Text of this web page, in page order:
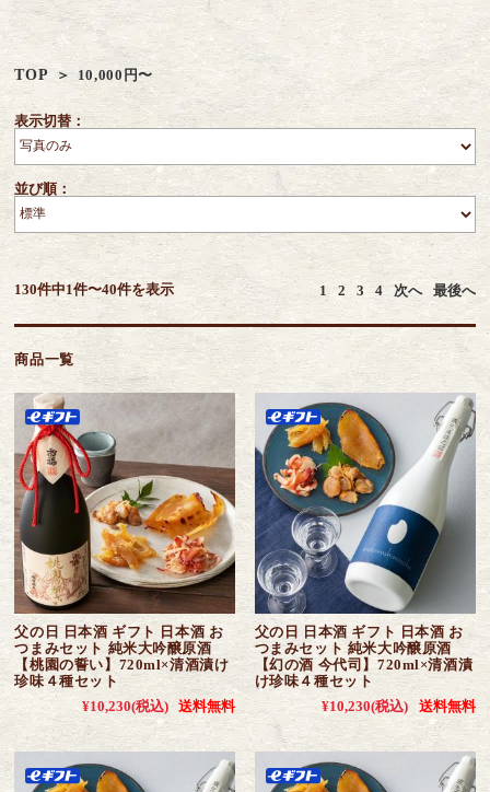
TOP 10,000円〜
表示切替：
並び順：
130件中1件〜40件を表示 1 2 3 4 次へ 最後へ
商品一覧
父の日 日本酒 ギフト 日本酒 お
つまみセット 純米大吟醸原酒
【桃園の誓い】720ml×清酒漬け
珍味４種セット
¥10,230(税込) 送料無料
父の日 日本酒 ギフト 日本酒 お
つまみセット 純米大吟醸原酒
【幻の酒 今代司】720ml×清酒漬
け珍味４種セット
¥10,230(税込) 送料無料